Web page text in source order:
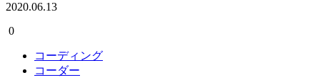
2020.06.13
0
コーディング
コーダー